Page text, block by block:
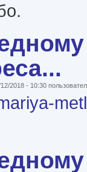
2018 - 10:30